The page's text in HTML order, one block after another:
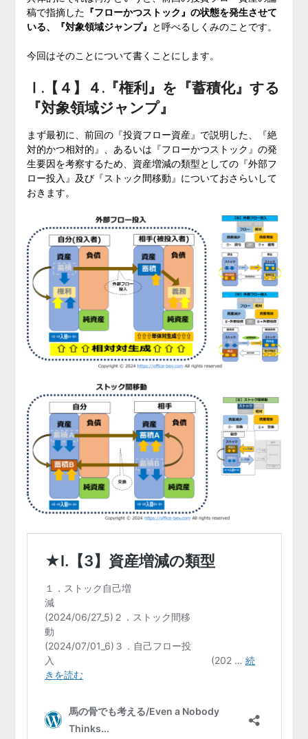
稿で指摘した 『フローかつストック』の状態を発生させて
いる、『対象領域ジャンプ』 と呼べるしくみのことです。
今回はそのことについて書くことにします。
Ⅰ.【４】４.『権利』を『蓄積化』する
『対象領域ジャンプ』
まず最初に、前回の『投資フロー資産』で説明した、『絶
対的かつ相対的』、あるいは『フローかつストック』の発
生要因を考察するため、資産増減の類型としての『外部フ
ロー投入』及び『ストック間移動』についておさらいして
おきます。